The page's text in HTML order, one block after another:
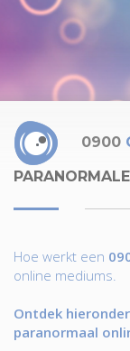
0900
Hoe werkt een
online mediums.
Ontdek
paranormaal